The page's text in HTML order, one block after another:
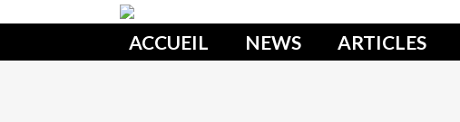
ACCUEIL NEWS ARTICLES